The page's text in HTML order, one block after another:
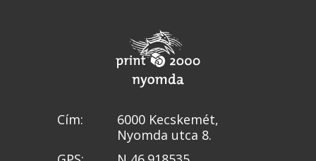
Cím:
6000 Kecskemét,
Nyomda utca 8.